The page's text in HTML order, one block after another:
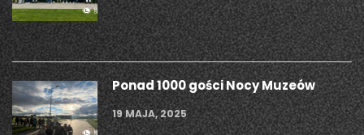
Ponad 1000 gości Nocy Muzeów
19 MAJA, 2025